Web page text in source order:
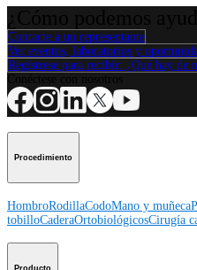
Contacte a un representante
Ver eventos, laboratorios y
Regístrese para recibir: ¿Qué hay de
Procedimiento
HombroRodillaCodoMano y muñeca
tobilloCaderaOrtobiológicosCirugía
Producto